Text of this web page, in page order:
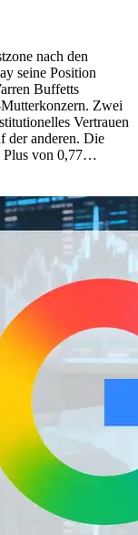
nach den
seine Position
Buffetts
Zwei
Vertrauen
der anderen. Die
Plus von 0,77…